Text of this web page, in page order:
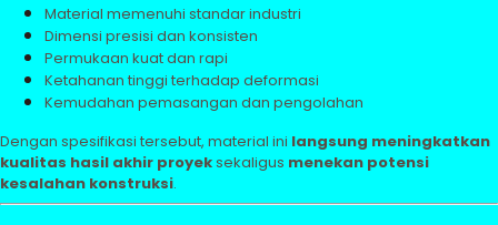
Material memenuhi standar industri
Dimensi presisi dan konsisten
Permukaan kuat dan rapi
Ketahanan tinggi terhadap deformasi
Kemudahan pemasangan dan pengolahan
Dengan spesifikasi tersebut, material ini langsung meningkatkan
kualitas hasil akhir proyeksekaligus menekan potensi
kesalahan konstruksi.